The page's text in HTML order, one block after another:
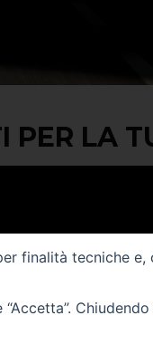
PER LA
finalità tecniche e,